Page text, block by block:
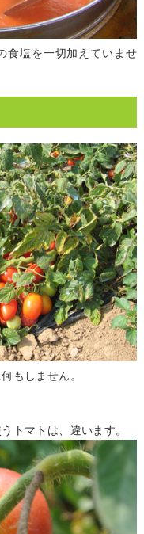
食塩を一切加えていませ
もしません。
トマトは、違います。